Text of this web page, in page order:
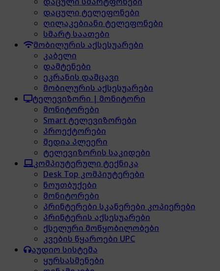
დაცული ტელეფონები
ღილაკებიანი ტელეფონები
სმარტ საათები
მობილურის აქსესუარები
კაბელი
დამტენები
ეკრანის დამცავი
მობილურის აქსესუარები
ტელევიზორი | მონიტორი
მონიტორები
Smart ტელევიზორები
პროექტორები
მედია პლეერი
ტელევიზორის საკიდები
კომპიუტერული ტექნიკა
Desk Top კომპიუტერები
ნოუთბუქები
მონიტორები
პრინტერები სკანერები კოპიერები
პრინტერის აქსესუარები
ქსელური მოწყობილობები
კვების წყაროები UPC
აუდიო სისტემა
ყურსასმენები